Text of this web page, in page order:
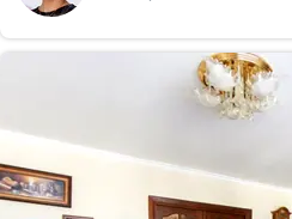
двір та розвинена інфраструктура.
територія: дитячий майданчик,
паркінг, озеленення території. Поруч
Глобус,магазини, школи, дитячі